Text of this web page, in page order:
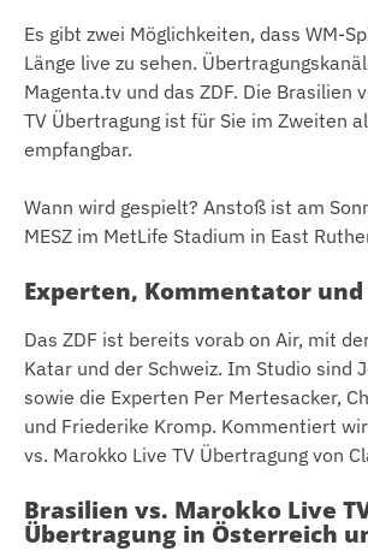
Es gibt zwei Möglichkeiten, dass WM-
Länge live zu sehen.
Magenta.tv und das ZDF. Die Brasilien
TV Übertragung ist für Sie im Zweiten
empfangbar.
Wann wird gespielt? Anstoß ist am
MESZ im MetLife Stadium in East
Experten, Kommentator
Das ZDF ist bereits vorab on Air, mit
Katar und der Schweiz. Im Studio sind
sowie die Experten Per Mertesacker,
und Friederike Kromp. Kommentiert
vs. Marokko Live TV Übertragung von
Brasilien vs. Marokko Live
Übertragung in Österreich